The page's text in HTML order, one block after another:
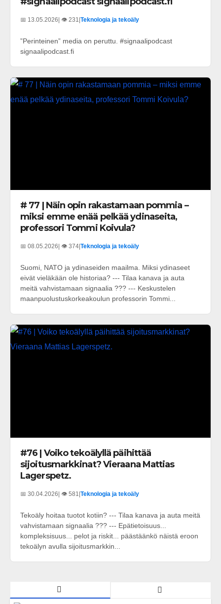
📅 13.05.2026 | 👁️ 231 Teknologia ja tekoäly
”Perinteinen” media on peruttu. #signaalipodcast
signaalipodcast.fi
# 77 | Näin opin rakastamaan pommia –
miksi emme enää pelkää ydinaseita,
professori Tommi Koivula?
📅 08.05.2026 | 👁️ 374 Teknologia ja tekoäly
Suomi, NATO ja ydinaseiden maailma. Miksi ydinaseet
eivät vieläkään ole historiaa? --- Tilaa kanava ja auta
meitä vahvistamaan signaalia ??? --- Keskustelen
maanpuolustuskorkeakoulun professorin Tommi...
#76 | Voiko tekoälyllä päihittää
sijoitusmarkkinat? Vieraana Mattias
Lagerspetz.
📅 30.04.2026| 👁️ 581|Teknologia ja tekoäly
Tekoäly hoitaa tuotot kotiin? --- Tilaa kanava ja auta meitä
vahvistamaan signaalia ??? --- Epätietoisuus...
kompleksisuus... pelot ja riskit... päästäänkö näistä eroon
tekoälyn avulla sijoitusmarkkin...